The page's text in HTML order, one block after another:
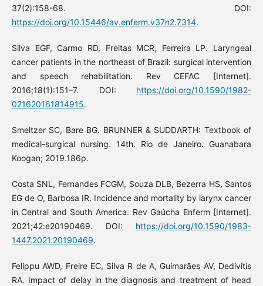
37(2):158-68. DOI:
https://doi.org/10.15446/av.enferm.v37n2.7314.
Silva EGF, Carmo RD, Freitas MCR, Ferreira LP. Laryngeal
cancer patients in the northeast of Brazil: surgical intervention
and speech rehabilitation. Rev CEFAC [Internet].
2016;18(1):151–7. DOI: https://doi.org/10.1590/1982-
021620161814915.
Smeltzer SC, Bare BG. BRUNNER & SUDDARTH: Textbook of
medical-surgical nursing. 14th. Rio de Janeiro. Guanabara
Koogan; 2019.186p.
Costa SNL, Fernandes FCGM, Souza DLB, Bezerra HS, Santos
EG de O, Barbosa IR. Incidence and mortality by larynx cancer
in Central and South America. Rev Gaúcha Enferm [Internet].
2021;42:e20190469. DOI: https://doi.org/10.1590/1983-
1447.2021.20190469.
Felippu AWD, Freire EC, Silva R de A, Guimarães AV, Dedivitis
RA. Impact of delay in the diagnosis and treatment of head